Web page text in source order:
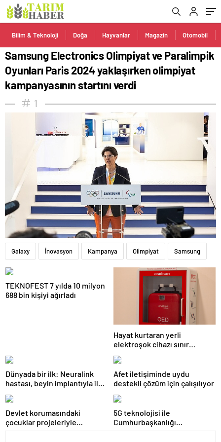
Bilim & Teknoloji Doğa Hayvanlar Magazin Otomobil
olimpiyat kampanyasının startını verdi
Samsung Electronics Olimpiyat ve Paralimpik
Oyunları Paris 2024 yaklaşırken olimpiyat
kampanyasının startını verdi
1
Galaxy İnovasyon Kampanya Olimpiyat Samsung
TEKNOFEST 7 yılda 10 milyon
688 bin kişiyi ağırladı
Hayat kurtaran yerli
elektroşok cihazı sınır
kapısında da görevde
Dünyada bir ilk: Neuralink
hastası, beyin implantıyla ilk
kez YouTube videosu
hazırladı
Afet iletişiminde uydu
destekli çözüm için çalışılıyor
Devlet korumasındaki
çocuklar projeleriyle
TEKNOFEST KKTC’de
5G teknolojisi ile
Cumhurbaşkanlığı
Külliyesi’ndeki konser